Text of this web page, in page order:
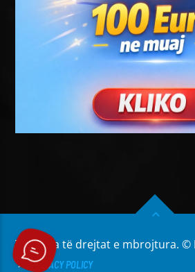
Të gjitha të drejtat e mbrojtura. ©
PRIVACY POLICY